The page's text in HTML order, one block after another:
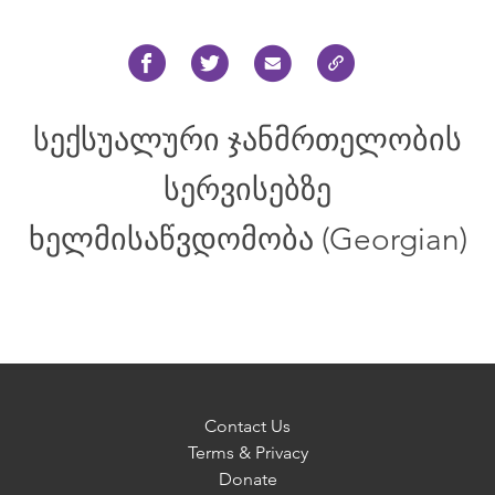
სექსუალური ჯანმრთელობის
სერვისებზე
ხელმისაწვდომობა (Georgian)
Contact Us
Terms & Privacy
Donate